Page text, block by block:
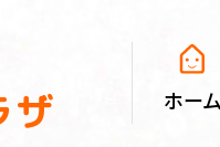
ザ
ホーム